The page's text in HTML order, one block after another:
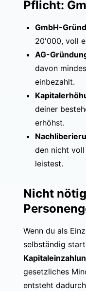
Pflicht:
GmbH-
20'000, voll
AG-
davon
einbezahlt.
deiner
erhöhst.
den nicht
leistest.
Nicht
Wenn du als
selbständig
gesetzliches
entsteht